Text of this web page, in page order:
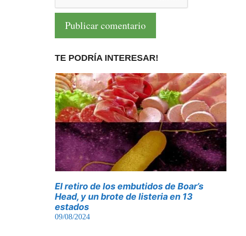
TE PODRÍA INTERESAR!
El retiro de los embutidos de Boar’s
Head, y un brote de listeria en 13
estados
09/08/2024